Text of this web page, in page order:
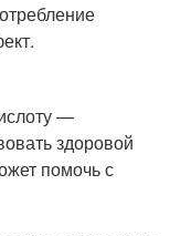
—
здоровой
помочь с